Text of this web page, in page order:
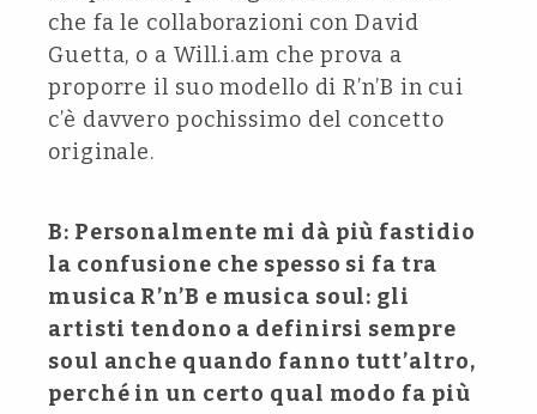
che fa le collaborazioni con David
Guetta, o a Will.i.am che prova a
proporre il suo modello di R’n’B in cui
c’è davvero pochissimo del concetto
originale.
B: Personalmente mi dà più fastidio
la confusione che spesso si fa tra
musica R’n’B e musica soul: gli
artisti tendono a definirsi sempre
soul anche quando fanno tutt’altro,
perché in un certo qual modo fa più